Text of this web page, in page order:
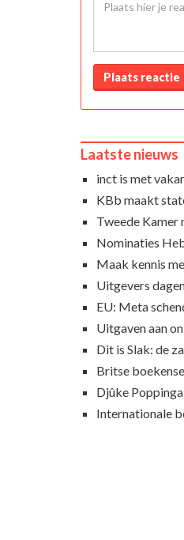
Plaats reactie
Laatste nieuws
inct is met
KBb maakt
Tweede Kamer
Nominaties
Maak kennis
Uitgevers
EU: Meta
Uitgaven aan
Dit is Slak: de
Britse
Djûke
Internationale